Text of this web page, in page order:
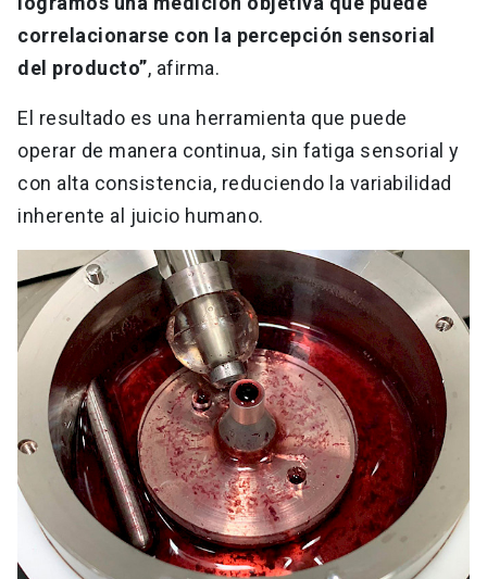
correlacionarse con la percepción sensorial
del producto”, afirma.
El resultado es una herramienta que puede
operar de manera continua, sin fatiga sensorial y
con alta consistencia, reduciendo la variabilidad
inherente al juicio humano.